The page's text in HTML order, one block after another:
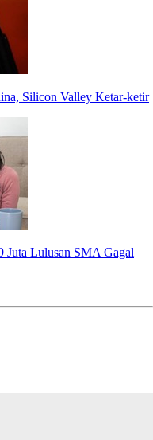
Silicon Valley Ketar-ketir
Juta Lulusan SMA Gagal